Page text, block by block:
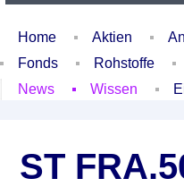
Home Aktien
Fonds
Rohstoffe
News
Wissen
ST